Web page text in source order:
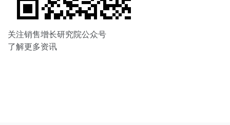
关注销售增长研究院公众号
了解更多资讯